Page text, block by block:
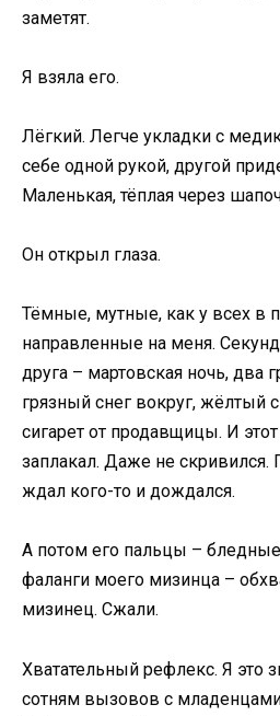
заметят.
Я взяла его.
Лёгкий. Легче укладки с
себе одной рукой, другой
Маленькая, тёплая через
Он открыл глаза.
Тёмные, мутные, как у всех в
направленные на меня.
друга – мартовская ночь, два
грязный снег вокруг, жёлтый
сигарет от продавщицы. И
заплакал. Даже не скривился.
ждал кого-то и дождался.
А потом его пальцы –
фаланги моего мизинца –
мизинец. Сжали.
Хватательный рефлекс. Я это
сотням вызовов с